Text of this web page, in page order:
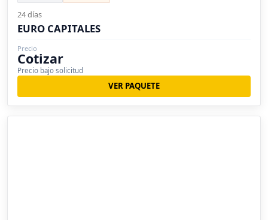
24 días
EURO CAPITALES
Precio
Cotizar
Precio bajo solicitud
VER PAQUETE